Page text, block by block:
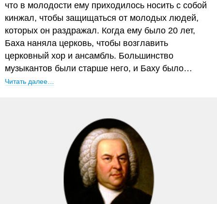
что в молодости ему приходилось носить с собой
кинжал, чтобы защищаться от молодых людей,
которых он раздражал. Когда ему было 20 лет,
Баха наняла церковь, чтобы возглавить
церковный хор и ансамбль. Большинство
музыкантов были старше него, и Баху было…
Читать далее…